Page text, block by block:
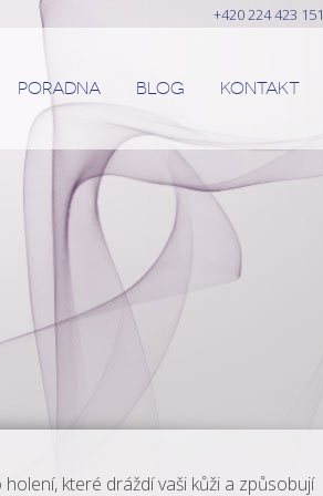
které dráždí vaši kůži a způsobují
PORADNA BLOG KONTAKT
+420 224 423 151